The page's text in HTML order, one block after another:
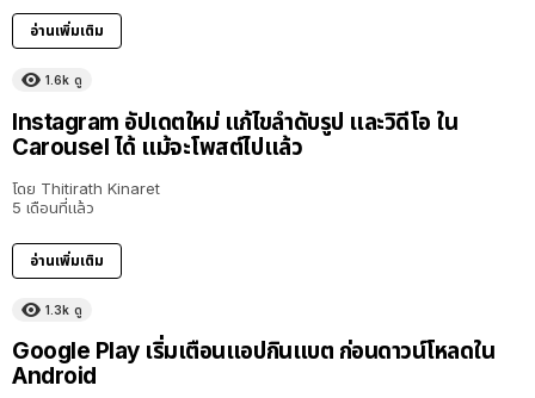
อ่านเพิ่มเติม
1.6k ดู
Instagram อัปเดตใหม่ แก้ไขลำดับรูป และวิดีโอ ใน
Carousel ได้ แม้จะโพสต์ไปแล้ว
โดย Thitirath Kinaret
5 เดือนที่แล้ว
อ่านเพิ่มเติม
1.3k ดู
Google Play เริ่มเตือนแอปกินแบต ก่อนดาวน์โหลดใน
Android